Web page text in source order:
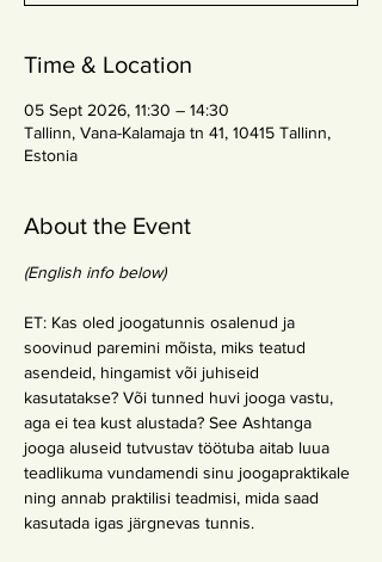
Time & Location
05 Sept 2026, 11:30 – 14:30
Tallinn, Vana-Kalamaja tn 41, 10415 Tallinn,
Estonia
About the Event
(English info below)
ET: Kas oled joogatunnis osalenud ja
soovinud paremini mõista, miks teatud
asendeid, hingamist või juhiseid
kasutatakse? Või tunned huvi jooga vastu,
aga ei tea kust alustada? See Ashtanga
jooga aluseid tutvustav töötuba aitab luua
teadlikuma vundamendi sinu joogapraktikale
ning annab praktilisi teadmisi, mida saad
kasutada igas järgnevas tunnis.